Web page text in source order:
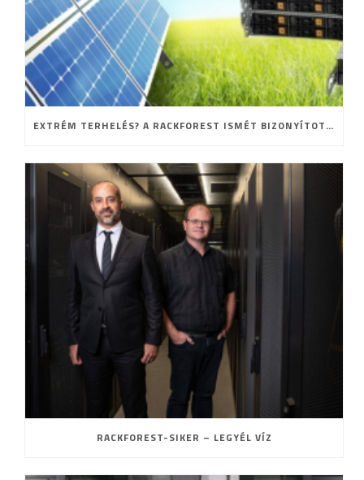
EXTRÉM TERHELÉS? A RACKFOREST ISMÉT BIZONYÍTOTT!
RACKFOREST-SIKER – LEGYÉL VÍZ